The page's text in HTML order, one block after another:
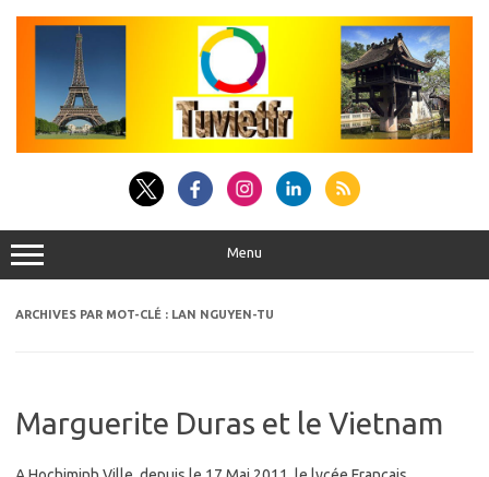
Menu
ARCHIVES PAR MOT-CLÉ : LAN NGUYEN-TU
Marguerite Duras et le Vietnam